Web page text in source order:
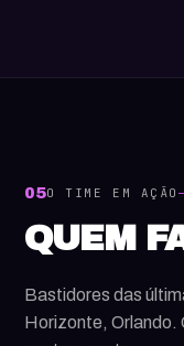
05O TIME EM AÇÃO
QUEM
Bastidores das
Horizonte, Orlando.